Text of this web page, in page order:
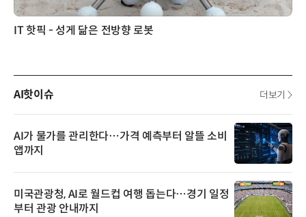
IT 핫픽 - 성게 닮은 전방향 로봇
AI핫이슈 더보기
AI가 물가를 관리한다…가격 예측부터 알뜰 소비
앱까지
미국관광청, AI로 월드컵 여행 돕는다…경기 일정
부터 관광 안내까지